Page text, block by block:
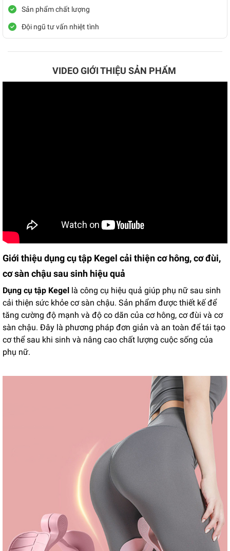
Sản phẩm chất lượng
Đội ngũ tư vấn nhiệt tình
VIDEO GIỚI THIỆU SẢN PHẨM
Giới thiệu dụng cụ tập Kegel cải thiện cơ hông, cơ đùi,
cơ sàn chậu sau sinh hiệu quả
Dụng cụ tập Kegel là công cụ hiệu quả giúp phụ nữ sau sinh
cải thiện sức khỏe cơ sàn chậu. Sản phẩm được thiết kế để
tăng cường độ mạnh và độ co dãn của cơ hông, cơ đùi và cơ
sàn chậu. Đây là phương pháp đơn giản và an toàn để tái tạo
cơ thể sau khi sinh và nâng cao chất lượng cuộc sống của
phụ nữ.